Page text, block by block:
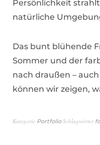
Persönlichkeit
natürliche
Das bunt blühende
Sommer und der
nach draußen –
können wir zeigen,
Kategorie Portfolio Schlagwörter